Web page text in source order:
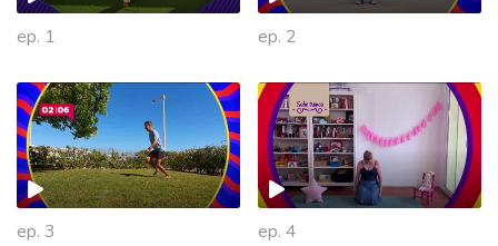
ep. 1 ep. 2
ep. 3 ep. 4